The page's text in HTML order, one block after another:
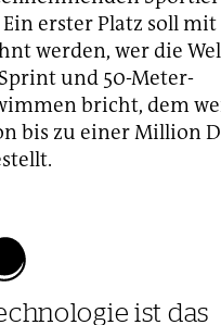
erster Platz soll mit
werden, wer die
und 50-Meter-
bricht, dem
bis zu einer Million
ist das